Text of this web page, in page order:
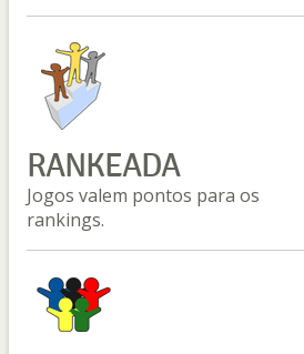
RANKEADA
Jogos valem pontos para os
rankings.